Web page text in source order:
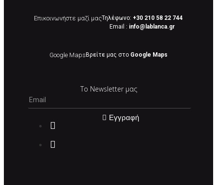
Επικοινωνήστε μαζί μαςΤηλέφωνο: +30 210 58 22 744
Email : info@lablanca.gr
Google Maps Βρείτε μας στο Google Maps
Το Newsletter μας
Εγγραφή